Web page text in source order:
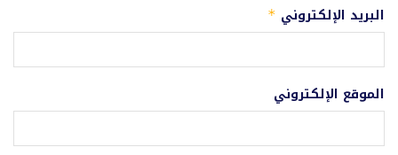
البريد الإلكتروني *
الموقع الإلكتروني